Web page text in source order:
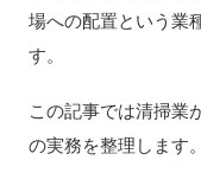
場への配置という業
す。
この記事では清掃業
の実務を整理します。